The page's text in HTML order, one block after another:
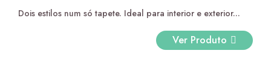
range:
Dois estilos num só tapete. Ideal para interior e exterior...
Ver Produto